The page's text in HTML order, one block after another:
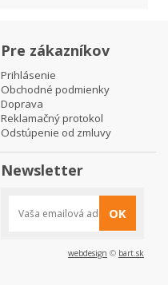
Pre zákazníkov
Prihlásenie
Obchodné podmienky
Doprava
Reklamačný protokol
Odstúpenie od zmluvy
Newsletter
OK
webdesign © bart.sk